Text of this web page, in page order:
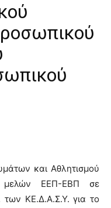
και Αθλητισμού
μελών ΕΕΠ-ΕΒΠ σε
των ΚΕ.Δ.Α.Σ.Υ. για το